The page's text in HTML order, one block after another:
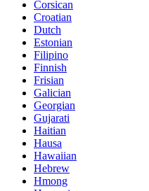
Corsican
Croatian
Dutch
Estonian
Filipino
Finnish
Frisian
Galician
Georgian
Gujarati
Haitian
Hausa
Hawaiian
Hebrew
Hmong